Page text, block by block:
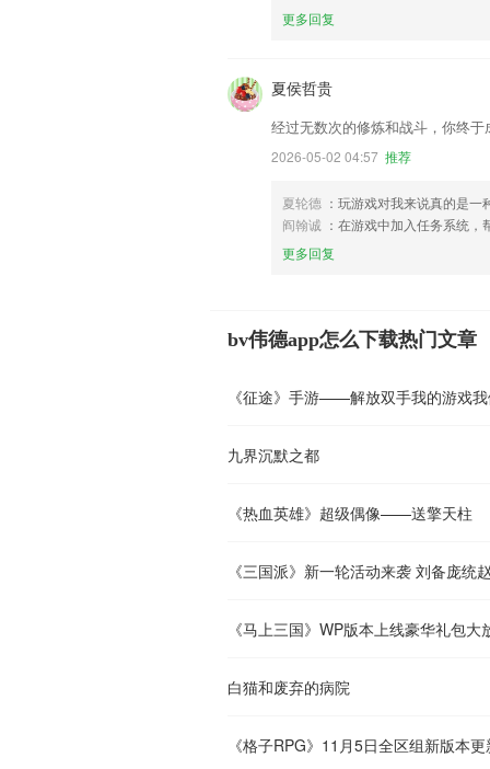
更多回复
夏侯哲贵
经过无数次的修炼和战斗，你终
2026-05-02 04:57 推荐
夏轮德 ：玩游戏对我来说真的是
阎翰诚 ：在游戏中加入任务系统，
更多回复
bv伟德app怎么下载热门文章
《征途》手游——解放双手我的游戏
九界沉默之都
《热血英雄》超级偶像——送擎天柱
《三国派》新一轮活动来袭 刘备庞统
《马上三国》WP版本上线豪华礼包大
白猫和废弃的病院
《格子RPG》11月5日全区组新版本